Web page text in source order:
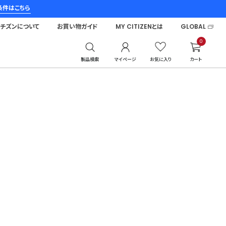
はこちら
製品検索 マイページ お気に入り
0
カート
ズンについて お買い物ガイド MY CITIZENとは GLOBAL